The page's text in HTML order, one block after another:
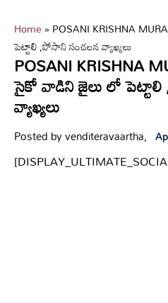
Home»POSANI KRISHNA
పెట్టాలి ,పోసాని సంచలన వ్యాఖ్యలు
POSANI KRISHNA
సైకో వాడిని జైలు లో
వ్యాఖ్యలు
Posted by venditeravaartha,